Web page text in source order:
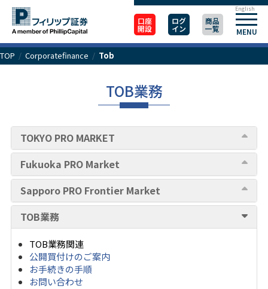
口座
開設
ログ
イン
商品
一覧 MENU
English
TOP / Corporatefinance / Tob
TOB業務
TOKYO PRO MARKET
Fukuoka PRO Market
Sapporo PRO Frontier Market
TOB業務
TOB業務関連
公開買付けのご案内
お手続きの手順
お問い合わせ